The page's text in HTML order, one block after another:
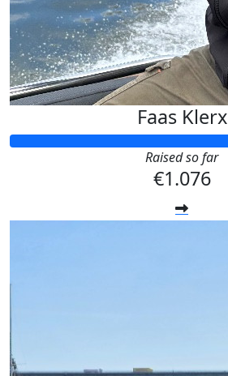
Faas Klerx
Raised so far
€1.076